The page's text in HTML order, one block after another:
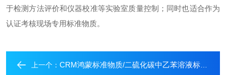
于检测方法评价和仪器校准等实验室质量控制；同时也适合作为
认证考核现场专用标准物质。
上一个： CRM鸿蒙标准物质/二硫化碳中乙苯溶液标准物质